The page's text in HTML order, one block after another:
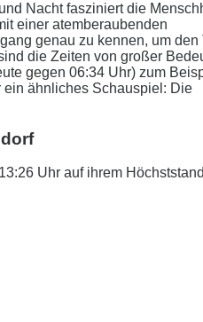
Nacht fasziniert die
einer atemberaubenden
genau zu kennen, um den
die Zeiten von großer
gegen 06:34 Uhr) zum
ein ähnliches Schauspiel: Die
Uhr auf ihrem